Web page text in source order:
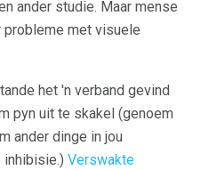
ander studie. Maar mense
met visuele
het 'n verband gevind
pyn uit te skakel (genoem
ander dinge in jou
Verswakte